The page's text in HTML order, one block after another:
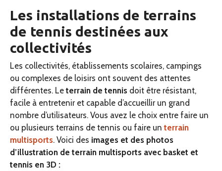
Les installations de terrains
de tennis destinées aux
collectivités
Les collectivités, établissements scolaires, campings
ou complexes de loisirs ont souvent des attentes
différentes. Leterrain de tennis doit être résistant,
facile à entretenir et capable d’accueillir un grand
nombre d’utilisateurs. Vous avez le choix entre faire un
ou plusieurs terrains de tennis ou faire unterrain
multisports. Voici des images et des photos
d’illustration de terrain multisports avec basket et
tennis en 3D :